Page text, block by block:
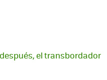
el transbordador